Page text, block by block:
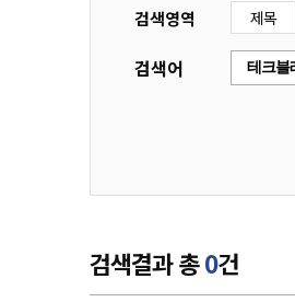
검색영역 제목
검색어
검색결과 총0건